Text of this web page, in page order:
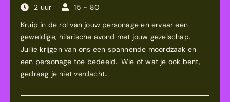
2 uur
15 - 80
Kruip in de rol van jouw personage en ervaar een
geweldige, hilarische avond met jouw gezelschap.
Jullie krijgen van ons een spannende moordzaak en
een personage toe bedeeld.. Wie of wat je ook bent,
gedraag je niet verdacht…